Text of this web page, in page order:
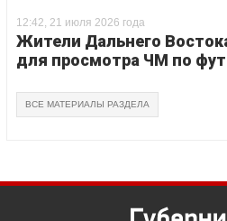
12:42, 21 июля 2026 года
Жители Дальнего
для просмотра ЧМ по
ВСЕ МАТЕРИАЛЫ РАЗДЕЛА